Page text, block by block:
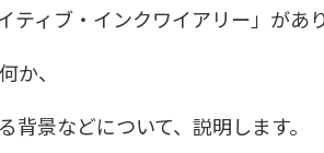
ィブ・インクワイアリー」があり
、
景などについて、説明します。